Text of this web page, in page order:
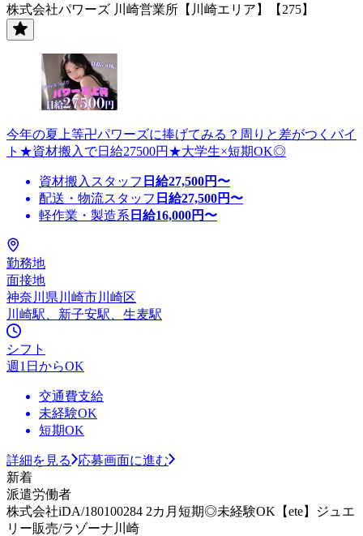
株式会社パワーズ 川崎営業所【川崎エリア】【275】
今年の夏上等卍パワーズに捧げてみる？周りと差がつくバイ
ト★資材搬入で日給27500円★大学生×短期OK◎
資材搬入スタッフ 日給27,500円〜
配送・物流スタッフ 日給27,500円〜
軽作業・製造系 日給16,000円〜
勤務地
面接地
神奈川県川崎市川崎区
川崎駅、新子安駅、生麦駅
シフト
週1日からOK
交通費支給
未経験OK
短期OK
詳細を見る
応募画面に進む
新着
派遣労働者
株式会社iDA/180100284 2カ月短期◎未経験OK【ete】ジュエ
リー販売/ラゾーナ川崎